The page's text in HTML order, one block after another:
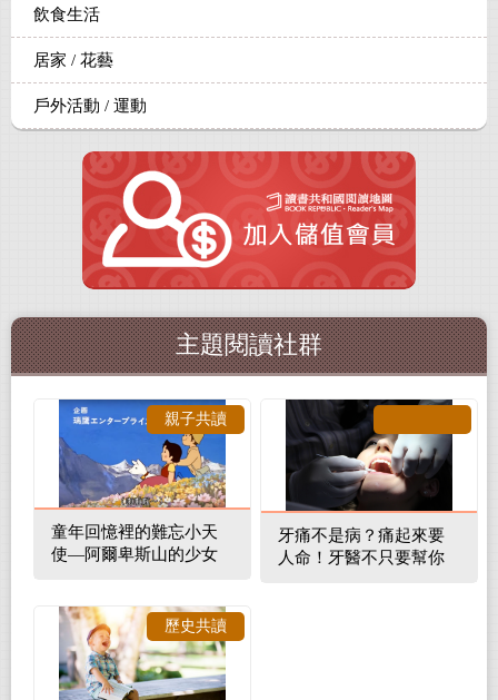
飲食生活
居家 / 花藝
戶外活動 / 運動
主題閱讀社群
童年回憶裡的難忘小天
使—阿爾卑斯山的少女
親子共讀
牙痛不是病？痛起來要
人命！牙醫不只要幫你
歷史共讀